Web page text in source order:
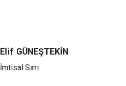
Elif GÜNEŞTEKİN
İmtisal Sırrı